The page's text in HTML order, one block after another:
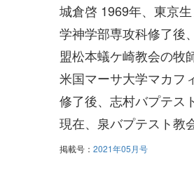
城倉啓 1969年、東京
学神学部専攻科修了後
盟松本蟻ケ崎教会の牧
米国マーサ大学マカフ
修了後、志村バプテス
現在、泉バプテスト教
掲載号： 2021年05月号